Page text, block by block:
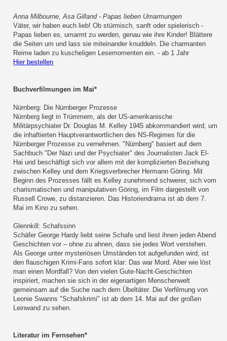
Anna Milbourne, Asa Gilland - Papas lieben Umarmungen
Väter, wir haben euch lieb! Ob stürmisch, sanft oder spielerisch -
Papas lieben es, umarmt zu werden, genau wie ihre Kinder! Blättere
die Seiten um und lass sie miteinander knuddeln. Die charmanten
Reime laden zu kuscheligen Lesemomenten ein. - ab 1 Jahr
Hier bestellen
Buchverfilmungen im Mai*
Nürnberg: Die Nürnberger Prozesse
Nürnberg liegt in Trümmern, als der US-amerikanische
Militärpsychiater Dr. Douglas M. Kelley 1945 abkommandiert wird, um
die inhaftierten Hauptverantwortlichen des NS-Regimes für die
Nürnberger Prozesse zu vernehmen. "Nürnberg" basiert auf dem
Sachbuch "Der Nazi und der Psychiater" des Journalisten Jack El-
Hai und beschäftigt sich vor allem mit der komplizierten Beziehung
zwischen Kelley und dem Kriegsverbrecher Hermann Göring. Mit
Beginn des Prozesses fällt es Kelley zunehmend schwerer, sich vom
charismatischen und manipulativen Göring, im Film dargestellt von
Russell Crowe, zu distanzieren. Das Historiendrama ist ab dem 7.
Mai im Kino zu sehen.
Glennkill: Schafssinn
Schäfer George Hardy liebt seine Schafe und liest ihnen jeden Abend
Geschichten vor – ohne zu ahnen, dass sie jedes Wort verstehen.
Als George unter mysteriösen Umständen tot aufgefunden wird, ist
den flauschigen Krimi-Fans sofort klar: Das war Mord. Aber wie löst
man einen Mordfall? Von den vielen Gute-Nacht-Geschichten
inspiriert, machen sie sich in der eigenartigen Menschenwelt
gemeinsam auf die Suche nach dem Übeltäter. Die Verfilmung von
Leonie Swanns "Schafskrimi" ist ab dem 14. Mai auf der großen
Leinwand zu sehen.
Literatur im Fernsehen*